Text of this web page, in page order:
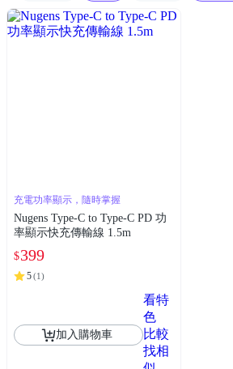
充電功率顯示，隨時掌握
Nugens Type-C to Type-C PD 功
率顯示快充傳輸線 1.5m
$399
5(1)
加入購物車
看特
色
比較
找相